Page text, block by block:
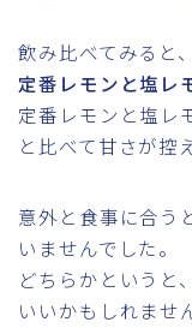
飲み比べてみると
定番レモンと塩レ
定番レモンと塩レ
と比べて甘さが控
意外と食事に合う
いませんでした。
どちらかというと
いいかもしれませ